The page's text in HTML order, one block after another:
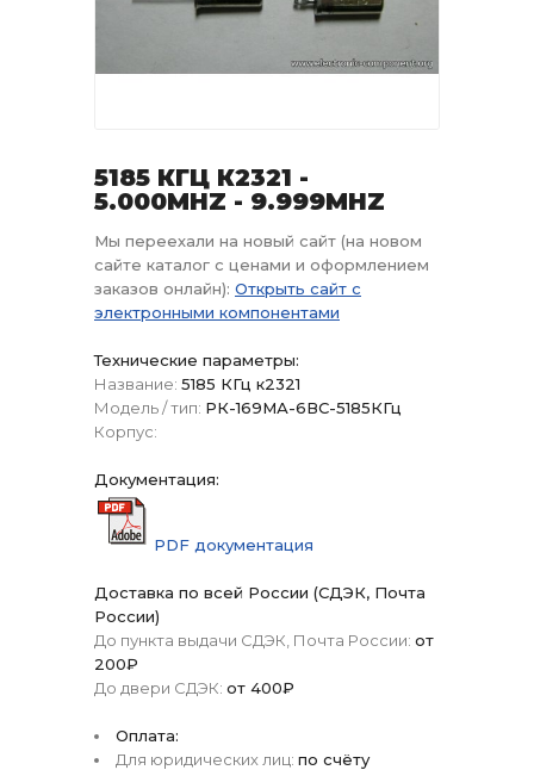
5185 КГЦ К2321 -
5.000MHZ - 9.999MHZ
Мы переехали на новый сайт (на новом
сайте каталог с ценами и оформлением
заказов онлайн): Открыть сайт с
электронными компонентами
Технические параметры:
Название: 5185 КГц к2321
Модель / тип: РК-169МА-6ВС-5185КГц
Корпус:
Документация:
PDF документация
Доставка по всей России (СДЭК, Почта
России)
До пункта выдачи СДЭК, Почта России: от
200₽
До двери СДЭК: от 400₽
Оплата:
Для юридических лиц: по счёту